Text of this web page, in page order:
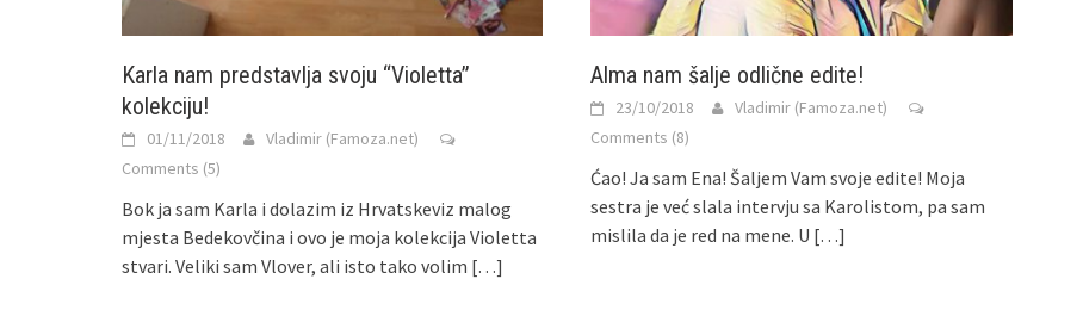
Karla nam predstavlja svoju “Violetta”
kolekciju!
01/11/2018
Vladimir (Famoza.net)
Comments (5)
Bok ja sam Karla i dolazim iz Hrvatskeviz malog
mjesta Bedekovčina i ovo je moja kolekcija Violetta
stvari. Veliki sam Vlover, ali isto tako volim […]
Alma nam šalje odlične edite!
23/10/2018
Vladimir (Famoza.net)
Comments (8)
Ćao! Ja sam Ena! Šaljem Vam svoje edite! Moja
sestra je već slala intervju sa Karolistom, pa sam
mislila da je red na mene. U […]